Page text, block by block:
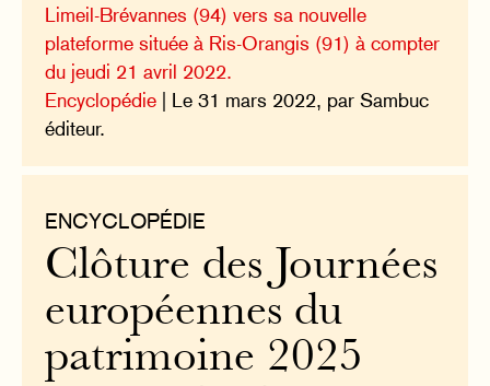
Limeil-Brévannes (94) vers sa nouvelle
plateforme située à Ris-Orangis (91) à compter
du jeudi 21 avril 2022.
Encyclopédie | Le 31 mars 2022, par Sambuc
éditeur.
ENCYCLOPÉDIE
Clôture des Journées
européennes du
patrimoine 2025